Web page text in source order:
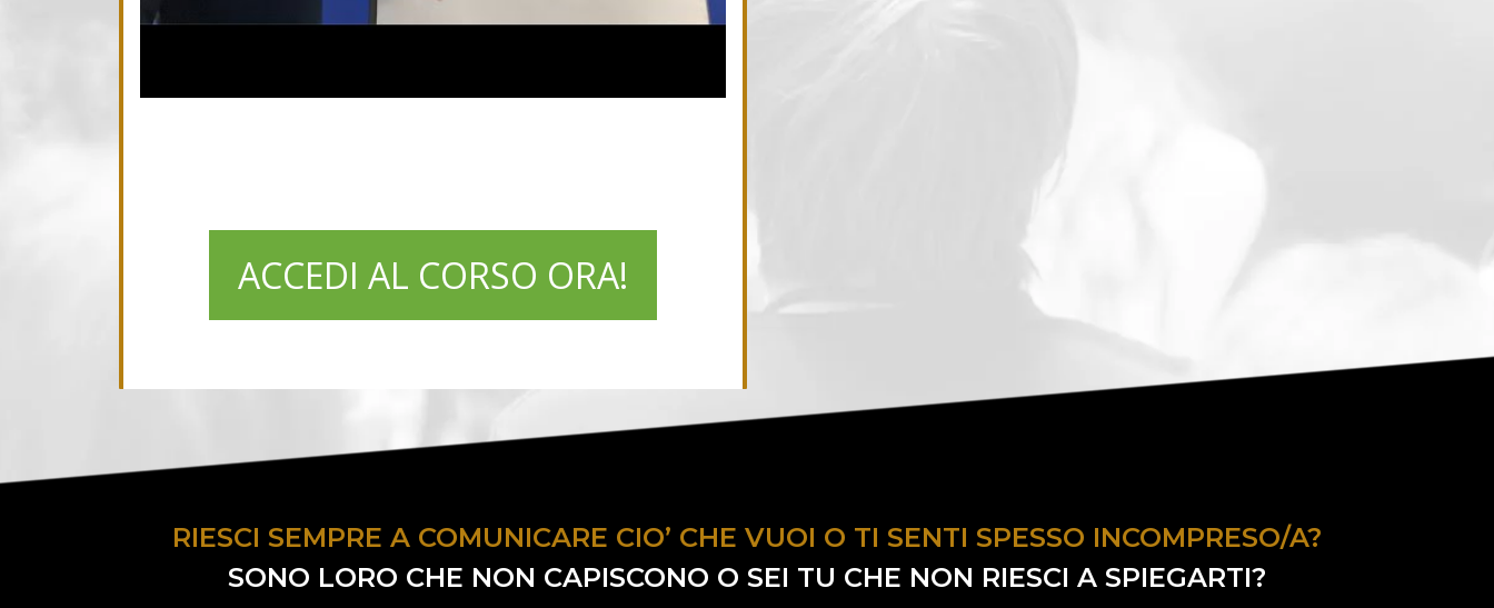
ACCEDI AL CORSO ORA!
RIESCI SEMPRE A COMUNICARE CIO’ CHE VUOI O TI SENTI SPESSO INCOMPRESO/A?
SONO LORO CHE NON CAPISCONO O SEI TU CHE NON RIESCI A SPIEGARTI?